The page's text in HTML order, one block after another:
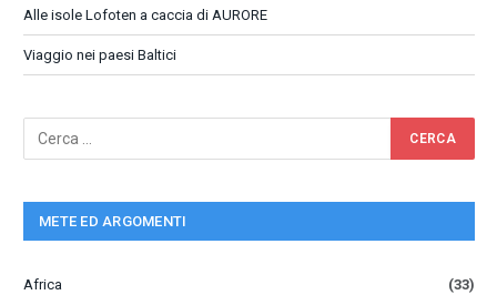
Alle isole Lofoten a caccia di AURORE
Viaggio nei paesi Baltici
METE ED ARGOMENTI
Africa (33)